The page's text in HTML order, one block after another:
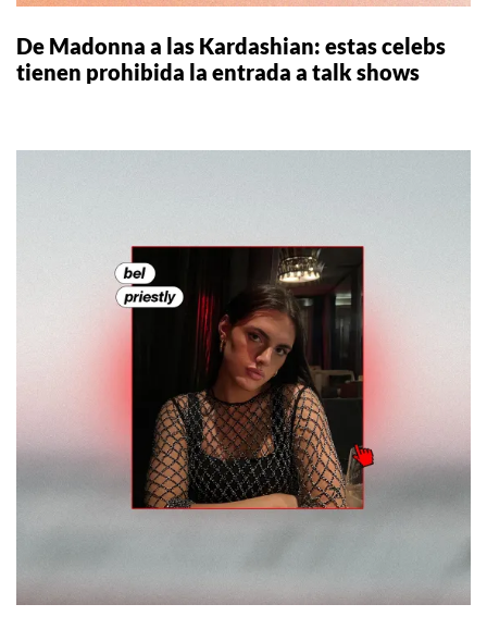
De Madonna a las Kardashian: estas celebs
tienen prohibida la entrada a talk shows